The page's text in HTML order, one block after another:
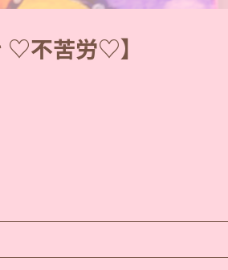
♡不苦労♡】